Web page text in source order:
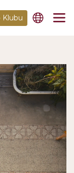
Klubu